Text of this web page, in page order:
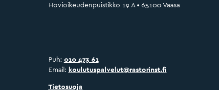
Hovioikeudenpuistikko 19 A • 65100 Vaasa
Puh: 010 473 61
Email: koulutuspalvelut@rastorinst.fi
Tietosuoja